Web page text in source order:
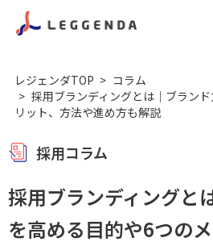
レジェンダTOP
コラム
採用ブランディングとは｜ブラン
リット、方法や進め方も解説
採用コラム
採用ブランディングと
を高める目的や6つの